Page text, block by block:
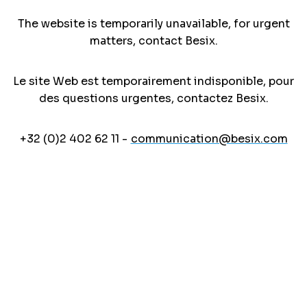
The website is temporarily unavailable, for urgent
matters, contact Besix.
Le site Web est temporairement indisponible, pour
des questions urgentes, contactez Besix.
+32 (0)2 402 62 11 - communication@besix.com